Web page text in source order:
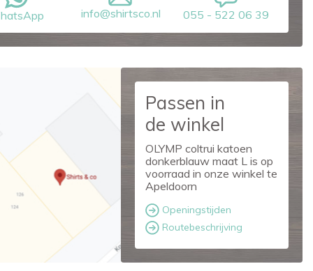
info@shirtsco.nl 055 - 522 06 39
Passen in
de winkel
OLYMP coltrui katoen
donkerblauw maat L is op
voorraad in onze winkel te
Apeldoorn
Openingstijden
Routebeschrijving